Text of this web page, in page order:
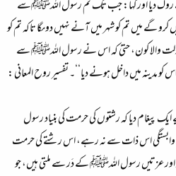
سے روک دیا اور کہا: جب تک تم رسول اللہﷺسے
گے میں تم کو شہر میں آنے نہیں دوںگا تاکہ تم کو
والا کون، حتیٰ کہ اس نے رسول اللہﷺ سے
میں داخل ہونے دیا‘‘۔ تفسیر روح المعانی :
پیغام دیا کہ رشتوں کی حرمت کی بنیاد رسول
اس ذات سے نہ رہے، اس رشتے کی حرمت
اور عزتیں رسول اللہﷺ کے دَر سے ملتی ہیں، جو